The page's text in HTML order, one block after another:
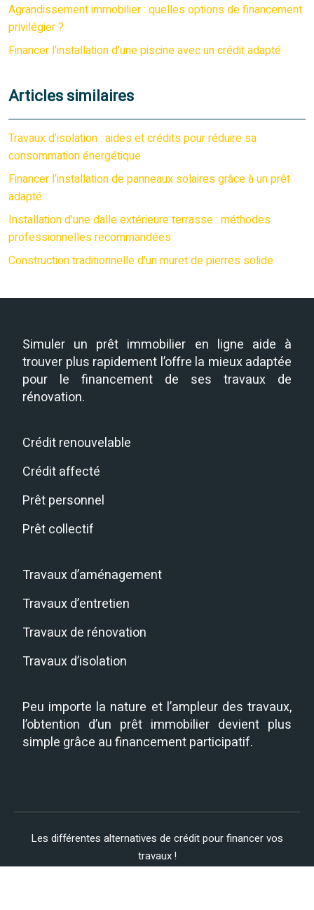
Agrandissement immobilier : quelles options de financement
privilégier ?
Financer l’installation d’une piscine avec un crédit adapté
Articles similaires
Travaux d’isolation : aides et crédits pour réduire sa
consommation énergétique
Financer l’installation de panneaux solaires grâce à un prêt
adapté
Installation d’une dalle extérieure terrasse : méthodes
professionnelles recommandées
Construction traditionnelle d’un muret de pierres solide
Simuler un prêt immobilier en ligne aide à
trouver plus rapidement l’offre la mieux adaptée
pour le financement de ses travaux de
rénovation.
Crédit renouvelable
Crédit affecté
Prêt personnel
Prêt collectif
Travaux d’aménagement
Travaux d’entretien
Travaux de rénovation
Travaux d’isolation
Peu importe la nature et l’ampleur des travaux,
l’obtention d’un prêt immobilier devient plus
simple grâce au financement participatif.
Les différentes alternatives de crédit pour financer vos
travaux !